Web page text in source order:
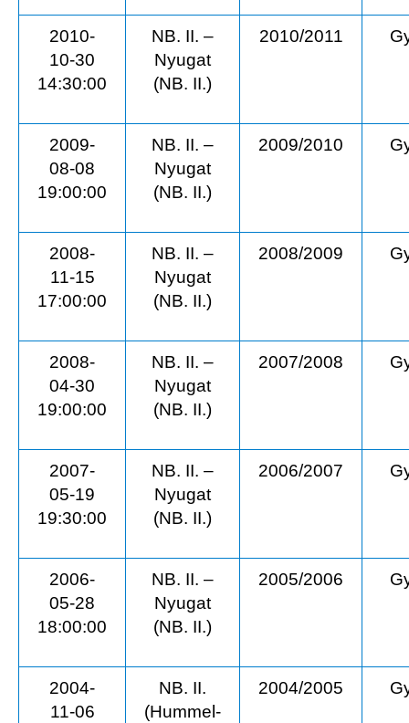
2010-
10-30
14:30:00
NB. II. –
Nyugat
(NB. II.)
2010/2011
2009-
08-08
19:00:00
NB. II. –
Nyugat
(NB. II.)
2009/2010
2008-
11-15
17:00:00
NB. II. –
Nyugat
(NB. II.)
2008/2009
2008-
04-30
19:00:00
NB. II. –
Nyugat
(NB. II.)
2007/2008
2007-
05-19
19:30:00
NB. II. –
Nyugat
(NB. II.)
2006/2007
2006-
05-28
18:00:00
NB. II. –
Nyugat
(NB. II.)
2005/2006
2004-
11-06
NB. II.
(Hummel-
2004/2005